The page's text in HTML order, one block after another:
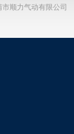
顺力气动有限公司